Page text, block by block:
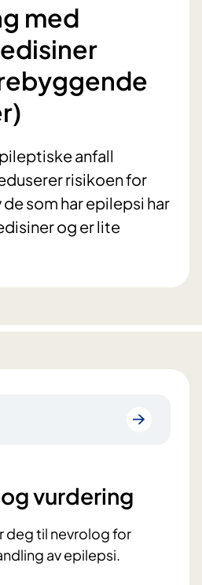
med
anfall
risikoen for
som har epilepsi har
og er lite
vurdering
deg til nevrolog for
av epilepsi.